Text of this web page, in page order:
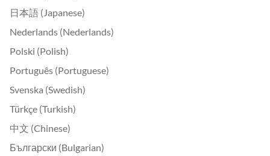
日本語 (Japanese)
Nederlands (Nederlands)
Polski (Polish)
Português (Portuguese)
Svenska (Swedish)
Türkçe (Turkish)
中文 (Chinese)
Български (Bulgarian)